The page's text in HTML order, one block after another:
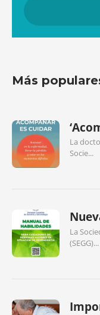
Más
La
Socie...
La
(SEGG)...